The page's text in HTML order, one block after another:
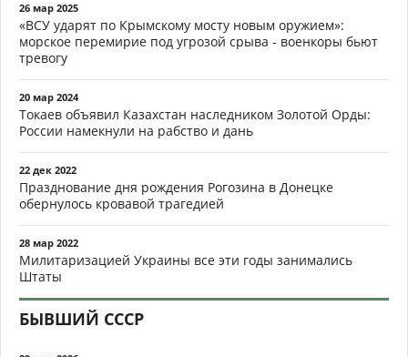
26 мар 2025
«ВСУ ударят по Крымскому мосту новым оружием»:
морское перемирие под угрозой срыва - военкоры бьют
тревогу
20 мар 2024
Токаев объявил Казахстан наследником Золотой Орды:
России намекнули на рабство и дань
22 дек 2022
Празднование дня рождения Рогозина в Донецке
обернулось кровавой трагедией
28 мар 2022
Милитаризацией Украины все эти годы занимались
Штаты
БЫВШИЙ СССР